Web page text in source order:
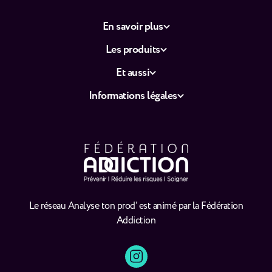
Le réseau Analyse ton prod' est animé par la Fédération
Addiction
En savoir plus
Les produits
Et aussi
Informations légales